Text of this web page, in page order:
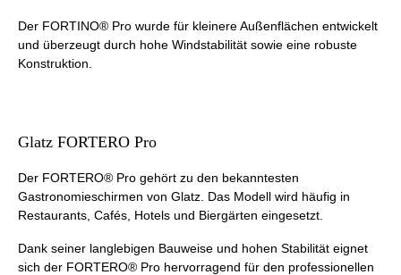
Der FORTINO® Pro wurde für kleinere Außenflächen entwickelt
und überzeugt durch hohe Windstabilität sowie eine robuste
Konstruktion.
Glatz FORTERO Pro
Der FORTERO® Pro gehört zu den bekanntesten
Gastronomieschirmen von Glatz. Das Modell wird häufig in
Restaurants, Cafés, Hotels und Biergärten eingesetzt.
Dank seiner langlebigen Bauweise und hohen Stabilität eignet
sich der FORTERO® Pro hervorragend für den professionellen